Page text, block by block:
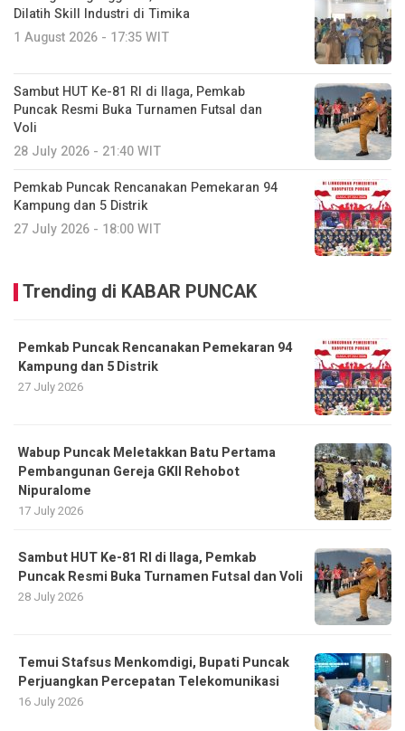
Dilatih Skill Industri di Timika
1 August 2026 - 17:35 WIT
Sambut HUT Ke-81 RI di Ilaga, Pemkab
Puncak Resmi Buka Turnamen Futsal dan
Voli
28 July 2026 - 21:40 WIT
Pemkab Puncak Rencanakan Pemekaran 94
Kampung dan 5 Distrik
27 July 2026 - 18:00 WIT
Trending di KABAR PUNCAK
Pemkab Puncak Rencanakan Pemekaran 94
Kampung dan 5 Distrik
27 July 2026
Wabup Puncak Meletakkan Batu Pertama
Pembangunan Gereja GKII Rehobot
Nipuralome
17 July 2026
Sambut HUT Ke-81 RI di Ilaga, Pemkab
Puncak Resmi Buka Turnamen Futsal dan Voli
28 July 2026
Temui Stafsus Menkomdigi, Bupati Puncak
Perjuangkan Percepatan Telekomunikasi
16 July 2026